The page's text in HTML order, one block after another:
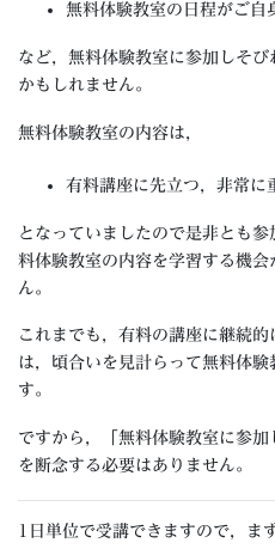
無料体験教室の日程がご自
など，無料体験教室に参加しそ
かもしれません。
無料体験教室の内容は，
有料講座に先立つ，非常に
となっていましたので是非とも
料体験教室の内容を学習する機
ん。
これまでも，有料の講座に継続
は，頃合いを見計らって無料体
す。
ですから，「無料体験教室に参
を断念する必要はありません。
1日単位で受講できますので，